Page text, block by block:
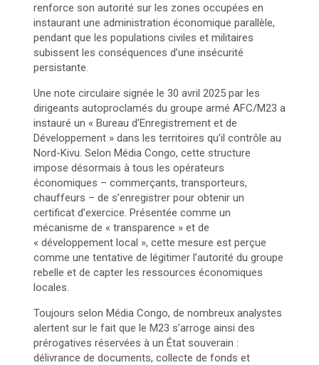
renforce son autorité sur les zones occupées en
instaurant une administration économique parallèle,
pendant que les populations civiles et militaires
subissent les conséquences d’une insécurité
persistante.
Une note circulaire signée le 30 avril 2025 par les
dirigeants autoproclamés du groupe armé AFC/M23 a
instauré un « Bureau d’Enregistrement et de
Développement » dans les territoires qu’il contrôle au
Nord-Kivu. Selon Média Congo, cette structure
impose désormais à tous les opérateurs
économiques – commerçants, transporteurs,
chauffeurs – de s’enregistrer pour obtenir un
certificat d’exercice. Présentée comme un
mécanisme de « transparence » et de
« développement local », cette mesure est perçue
comme une tentative de légitimer l’autorité du groupe
rebelle et de capter les ressources économiques
locales.
Toujours selon Média Congo, de nombreux analystes
alertent sur le fait que le M23 s’arroge ainsi des
prérogatives réservées à un État souverain :
délivrance de documents, collecte de fonds et